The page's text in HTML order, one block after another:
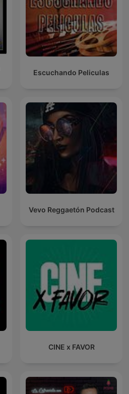
Escuchando Peliculas
Vevo Reggaetón Podcast
CINE x FAVOR